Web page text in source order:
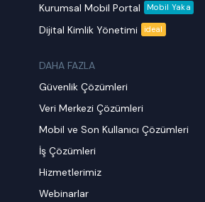
Kurumsal Mobil Portal
Mobil Yaka
Dijital Kimlik Yönetimi ideal
DAHA FAZLA
Güvenlik Çözümleri
Veri Merkezi Çözümleri
Mobil ve Son Kullanıcı Çözümleri
İş Çözümleri
Hizmetlerimiz
Webinarlar